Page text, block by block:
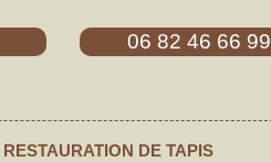
06 82 46 66 99
RESTAURATION DE TAPIS